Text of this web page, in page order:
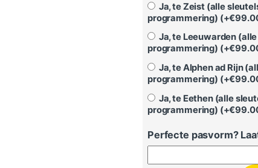
Ja, te Zeist (alle
programmering) (+€
Ja, te Leeuwarden
programmering) (+€
Ja, te Alphen ad Rijn
programmering) (+€
Ja, te Eethen (alle
programmering) (+€
Perfecte pasvorm?